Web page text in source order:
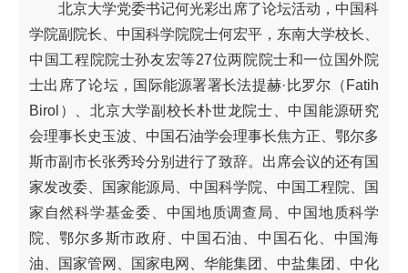
北京大学党委书记何光彩出席了论坛活动，中国科
学院副院长、中国科学院院士何宏平，东南大学校长、
中国工程院院士孙友宏等27位两院院士和一位国外院
士出席了论坛，国际能源署署长法提赫·比罗尔（Fatih
Birol）、北京大学副校长朴世龙院士、中国能源研究
会理事长史玉波、中国石油学会理事长焦方正、鄂尔多
斯市副市长张秀玲分别进行了致辞。出席会议的还有国
家发改委、国家能源局、中国科学院、中国工程院、国
家自然科学基金委、中国地质调查局、中国地质科学
院、鄂尔多斯市政府、中国石油、中国石化、中国海
油、国家管网、国家电网、华能集团、中盐集团、中化